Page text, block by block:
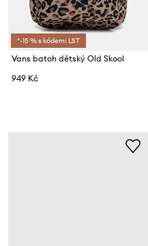
*-15 % s kódem: LST
Vans batoh dětský Old Skool
949 Kč